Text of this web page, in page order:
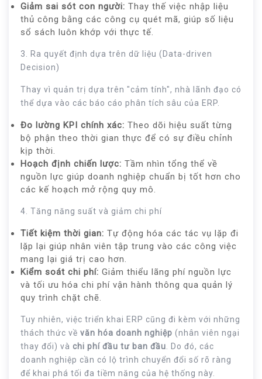
Giảm sai sót con người: Thay thế việc nhập liệu
thủ công bằng các công cụ quét mã, giúp số liệu
sổ sách luôn khớp với thực tế.
3. Ra quyết định dựa trên dữ liệu (Data-driven
Decision)
Thay vì quản trị dựa trên "cảm tính", nhà lãnh đạo có
thể dựa vào các báo cáo phân tích sâu của ERP.
Đo lường KPI chính xác: Theo dõi hiệu suất từng
bộ phận theo thời gian thực để có sự điều chỉnh
kịp thời.
Hoạch định chiến lược: Tầm nhìn tổng thể về
nguồn lực giúp doanh nghiệp chuẩn bị tốt hơn cho
các kế hoạch mở rộng quy mô.
4. Tăng năng suất và giảm chi phí
Tiết kiệm thời gian: Tự động hóa các tác vụ lặp đi
lặp lại giúp nhân viên tập trung vào các công việc
mang lại giá trị cao hơn.
Kiểm soát chi phí: Giảm thiểu lãng phí nguồn lực
và tối ưu hóa chi phí vận hành thông qua quản lý
quy trình chặt chẽ.
Tuy nhiên, việc triển khai ERP cũng đi kèm với những
thách thức về văn hóa doanh nghiệp (nhân viên ngại
thay đổi) và chi phí đầu tư ban đầu. Do đó, các
doanh nghiệp cần có lộ trình chuyển đổi số rõ ràng
để khai phá tối đa tiềm năng của hệ thống này.